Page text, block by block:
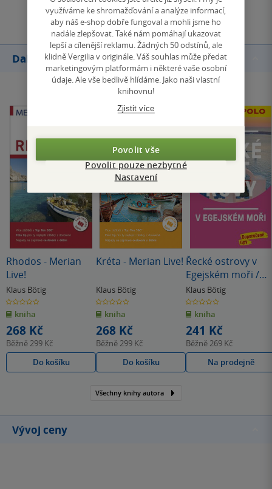
Přidat hodnocení
Další knihy autora
Rhodos - Merian
Live!
Klaus Bötig
0.0
z
5
hvězdiček
kniha
268 Kč
Běžně299 Kč
Do košíku
Kréta - Merian Live!
Klaus Bötig
0.0
z
5
hvězdiček
kniha
268 Kč
Běžně299 Kč
Do košíku
Řecké ostrovy v
Egejském moři /
MP průvodce nová
edice
Klaus Bötig
0.0
z
5
hvězdiček
kniha
241 Kč
Běžně269 Kč
Na prodejně
Všechny knihy autora
Vývoj ceny
využíváme ke shromažďování a analýze informací,
aby náš e-shop dobře fungoval a mohli jsme ho
nadále zlepšovat. Také nám pomáhají ukazovat
lepší a cílenější reklamu. Žádných 50 odstínů, ale
klidně Vergilia v originále. Váš souhlas může předat
marketingovým platformám i některé vaše osobní
údaje. Ale vše bedlivě hlídáme. Jako naši vlastní
knihovnu!
Zjistit více
Povolit vše
Povolit pouze nezbytné
Nastavení